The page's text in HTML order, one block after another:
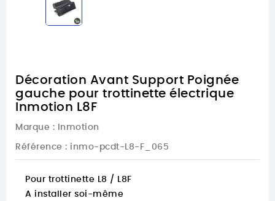
Décoration Avant Support Poignée
gauche pour trottinette électrique
Inmotion L8F
Marque : Inmotion
Référence : inmo-pcdt-L8-F_065
Pour trottinette L8 / L8F
A installer soi-même